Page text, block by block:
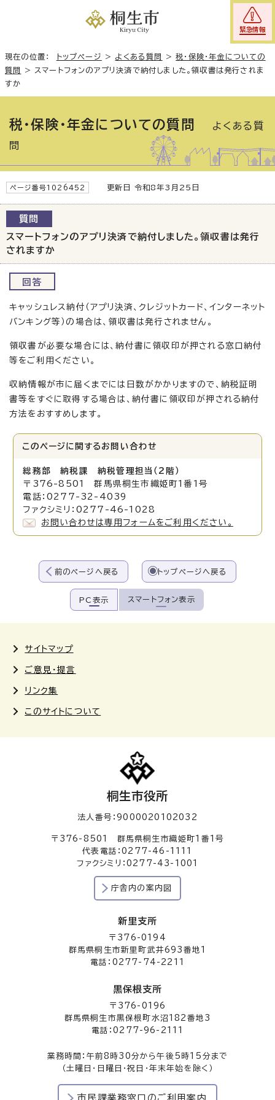
緊急情報
現在の位置： トップページ > よくある質問 >税・保険・年金についての
質問
> スマートフォンのアプリ決済で納付しました。領収書は発行されま
すか
税・保険・年金についての質問
よくある質
問
ページ番号1026452 更新日 令和8年3月25日
質問
スマートフォンのアプリ決済で納付しました。領収書は発行
されますか
回答
キャッシュレス納付（アプリ決済、クレジットカード、インターネット
バンキング等）の場合は、領収書は発行されません。
領収書が必要な場合には、納付書に領収印が押される窓口納付
等をご利用ください。
収納情報が市に届くまでには日数がかかりますので、納税証明
書等をすぐに取得する場合は、納付書に領収印が押される納付
方法をおすすめします。
このページに関する お問い合わせ
総務部 納税課 納税管理担当（2階）
〒376-8501 群馬県桐生市織姫町1番1号
電話：0277-32-4039
ファクシミリ：0277-46-1028
お問い合わせは専用フォームをご利用ください。
前のページへ戻る トップページへ戻る
PC表示 スマートフォン表示
サイトマップ
ご意見・提言
リンク集
このサイトについて
桐生市役所
法人番号：9000020102032
〒376-8501 群馬県桐生市織姫町1番1号
代表電話：0277-46-1111
ファクシミリ：0277-43-1001
庁舎内の案内図
新里支所
〒376-0194
群馬県桐生市新里町武井693番地1
電話：0277-74-2211
黒保根支所
〒376-0196
群馬県桐生市黒保根町水沼182番地3
電話：0277-96-2111
業務時間：午前8時30分から午後5時15分まで
（土曜日・日曜日・祝日・年末年始を除く）
市民課業務窓口のご利用案内